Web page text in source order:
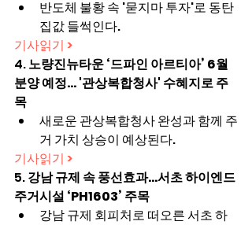
반도체 불황 속 '묻지마 투자'로 동탄
집값 들썩인다.
기사읽기 >
4. 노량진뉴타운 ‘드파인 아르티아’ 6월
분양 예정… '관상복합청사' 수혜지로 주
목
새로운 관상복합청사 완성과 함께 주
거 가치 상승이 예상된다.
기사읽기 >
5. 강남 규제 속 풍선효과…서초 하이엔드
주거시설 ‘PH1603’ 주목
강남 규제 회피처로 떠오른 서초 하